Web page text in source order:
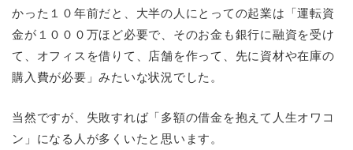
かった１０年前だと、大半の人にとっての起業は「運転資
金が１０００万ほど必要で、そのお金も銀行に融資を受け
て、オフィスを借りて、店舗を作って、先に資材や在庫の
購入費が必要」みたいな状況でした。
当然ですが、失敗すれば「多額の借金を抱えて人生オワコ
ン」になる人が多くいたと思います。